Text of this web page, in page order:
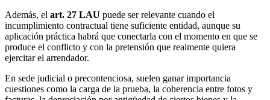
Además, el art. 27 LAU puede ser relevante cuando el
incumplimiento contractual tiene suficiente entidad, aunque su
aplicación práctica habrá que conectarla con el momento en que se
produce el conflicto y con la pretensión que realmente quiera
ejercitar el arrendador.
En sede judicial o precontenciosa, suelen ganar importancia
cuestiones como la carga de la prueba, la coherencia entre fotos y